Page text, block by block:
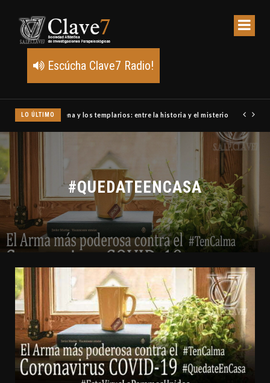
Escúcha Clave7 Radio!
LO ÚLTIMO Un meteoro explota sobre Estados Unidos y abre la pista
#QUEDATEENCASA